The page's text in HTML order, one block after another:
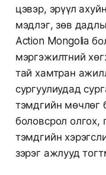
цэвэр, эрүүл
мэдлэг, зөв
Action Mongolia
мэргэжилтний
тай хамтран
сургуулиудад
тэмдгийн мөчлөг
боловсрол олгох,
тэмдгийн
зэрэг ажлууд